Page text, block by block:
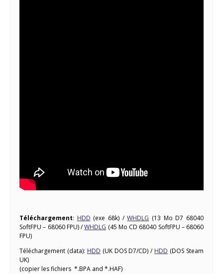
Téléchargement: HDD (exe 68k) /WHDLG (13 Mo D7 68040
SoftFPU – 68060 FPU) /WHDLG (45 Mo CD 68040 SoftFPU – 68060
FPU)
Téléchargement (data): HDD (UK DOS D7/CD) / HDD (DOS Steam
UK)
(copier les fichiers *.BPA and *.HAF)